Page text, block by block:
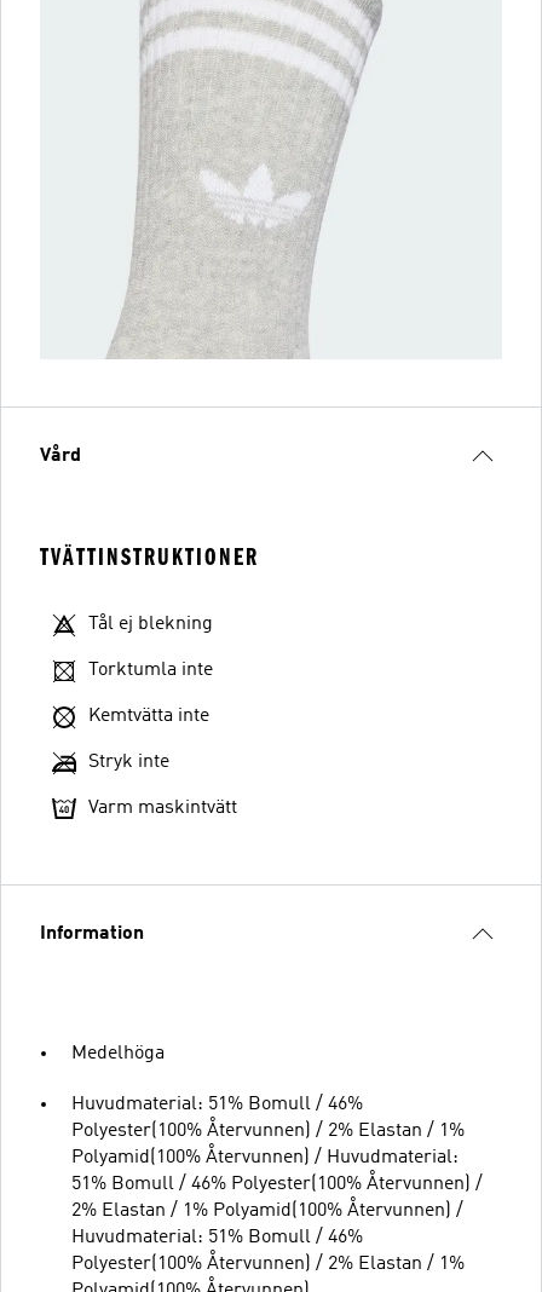
Vård
TVÄTTINSTRUKTIONER
Tål ej blekning
Torktumla inte
Kemtvätta inte
Stryk inte
Varm maskintvätt
Information
Medelhöga
Huvudmaterial: 51% Bomull / 46%
Polyester(100% Återvunnen) / 2% Elastan / 1%
Polyamid(100% Återvunnen) / Huvudmaterial:
51% Bomull / 46% Polyester(100% Återvunnen) /
2% Elastan / 1% Polyamid(100% Återvunnen) /
Huvudmaterial: 51% Bomull / 46%
Polyester(100% Återvunnen) / 2% Elastan / 1%